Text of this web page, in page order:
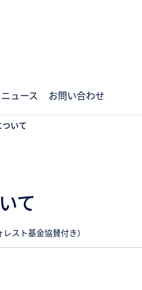
ニュース お問い合わせ
いて
て
スト基金協賛付き）